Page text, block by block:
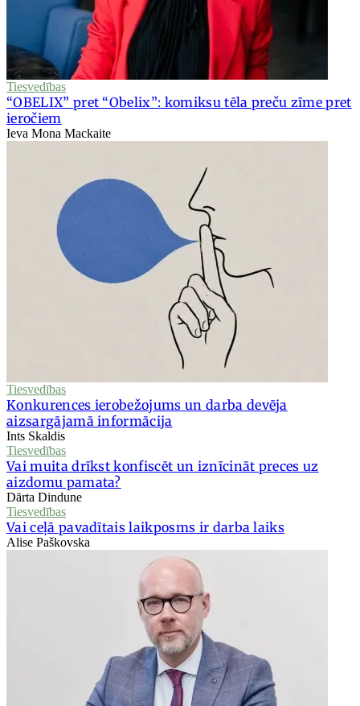
Tiesvedības
“OBELIX” pret “Obelix”: komiksu tēla preču zīme pret
ieročiem
Ieva Mona Mackaite
Tiesvedības
Konkurences ierobežojums un darba devēja
aizsargājamā informācija
Ints Skaldis
Tiesvedības
Vai muita drīkst konfiscēt un iznīcināt preces uz
aizdomu pamata?
Dārta Dindune
Tiesvedības
Vai ceļā pavadītais laikposms ir darba laiks
Alise Paškovska